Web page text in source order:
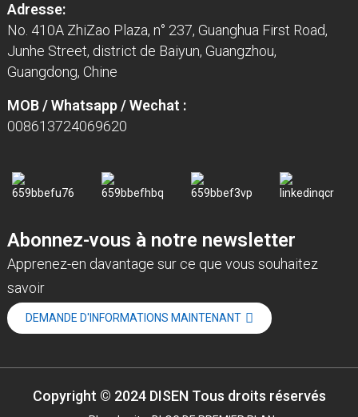
Adresse:
No. 410A ZhiZao Plaza, n° 237, Guanghua First Road,
Junhe Street, district de Baiyun, Guangzhou,
Guangdong, Chine
MOB / Whatsapp / Wechat :
008613724069620
Abonnez-vous à notre newsletter
Apprenez-en davantage sur ce que vous souhaitez
savoir
DEMANDE D'INFORMATIONS MAINTENANT
Copyright © 2024 DISEN Tous droits réservés